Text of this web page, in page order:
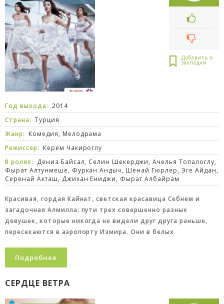
Год выхода: 2014
Страна: Турция
Жанр: Комедия, Мелодрама
Режиссер: Керем Чакироглу
В ролях: Дениз Байсал, Селин Шекерджи, Ачелья Топалоглу,
Фырат Алтунмеше, Фуркан Андыч, Шенай Гюрлер, Эге Айдан,
Серенай Акташ, Джихан Ениджи, Фырат Албайрам
Красивая, гордая Кайнат, светская красавица Себнем и
загадочная Алмилла: пути трех совершенно разных
девушек, которые никогда не видели друг друга раньше,
пересекаются в аэропорту Измира. Они в белых
Подробнее
СЕРДЦЕ ВЕТРА